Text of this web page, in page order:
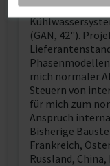
(GAN, 42").
mich normaler
Steuern von
für mich zum
Anspruch
Bisherige
Frankreich,
Russland,